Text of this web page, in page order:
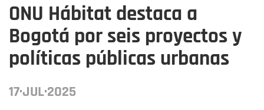
ONU Hábitat destaca a
Bogotá por seis proyectos y
políticas públicas urbanas
17·JUL·2025